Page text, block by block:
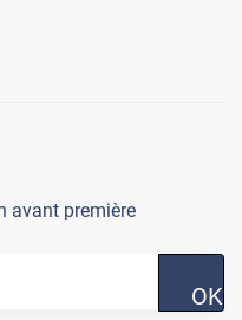
avant première
OK